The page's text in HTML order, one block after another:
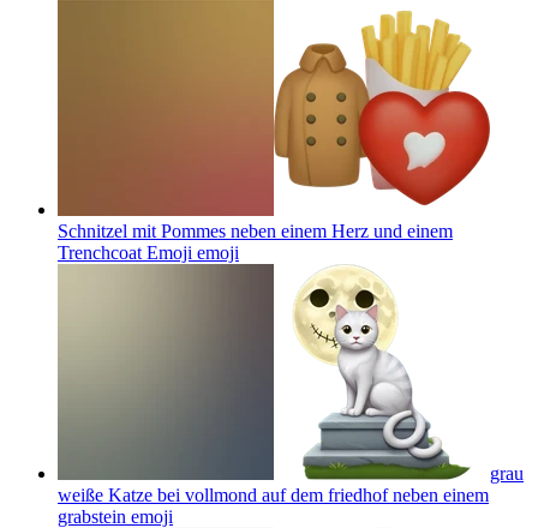
Schnitzel mit Pommes neben einem Herz und einem
Trenchcoat Emoji emoji
grau
weiße Katze bei vollmond auf dem friedhof neben einem
grabstein emoji